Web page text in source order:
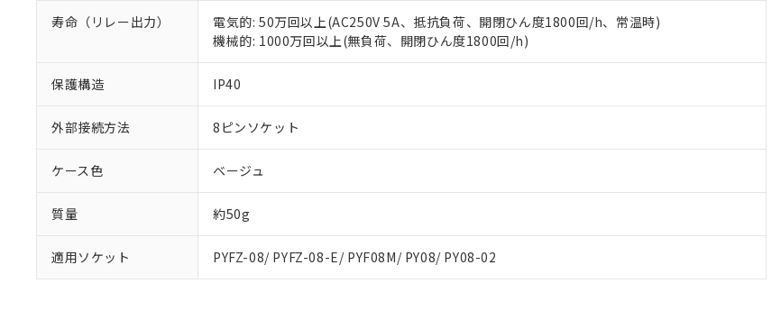
寿命（リレー出力）
電気的: 50万回以上(AC250V 5A、抵抗負荷、開閉ひん度1800回/h、常温時)
機械的: 1000万回以上(無負荷、開閉ひん度1800回/h)
保護構造 IP40
外部接続方法 8ピンソケット
ケース色 ベージュ
質量 約50g
適用ソケット PYFZ-08/ PYFZ-08-E/ PYF08M/ PY08/ PY08-02